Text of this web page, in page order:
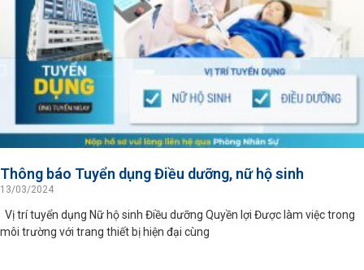
Thông báo Tuyển dụng Điều dưỡng, nữ hộ sinh
13/03/2024
Vị trí tuyển dụng Nữ hộ sinh Điều dưỡng Quyền lợi Được làm việc trong
môi trường với trang thiết bị hiện đại cùng